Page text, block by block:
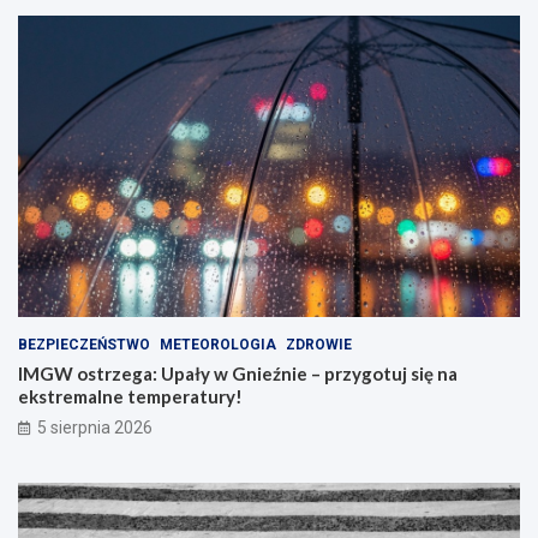
o
w
i
e
!
BEZPIECZEŃSTWO METEOROLOGIA ZDROWIE
IMGW ostrzega: Upały w Gnieźnie – przygotuj się na
ekstremalne temperatury!
5 sierpnia 2026